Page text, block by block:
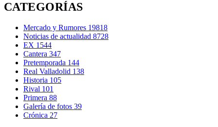
CATEGORÍAS
Mercado y Rumores 19818
Noticias de actualidad 8728
EX 1544
Cantera 347
Pretemporada 144
Real Valladolid 138
Historia 105
Rival 101
Primera 88
Galería de fotos 39
Crónica 27